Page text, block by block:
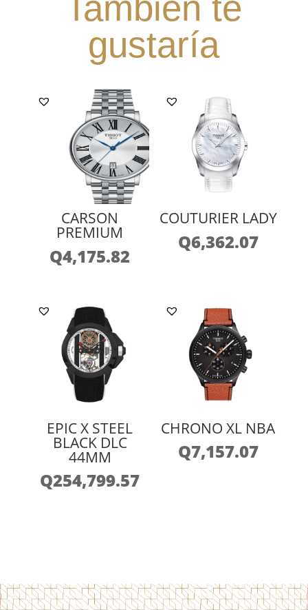
gustaría
CARSON
PREMIUM
Q4,175.82
COUTURIER LADY
Q6,362.07
EPIC X STEEL
BLACK DLC
44MM
Q254,799.57
CHRONO XL NBA
Q7,157.07